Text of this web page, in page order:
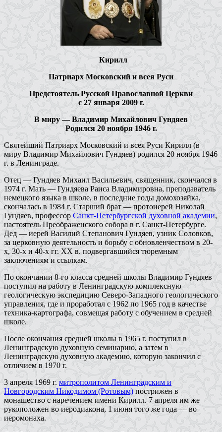
Кирилл
Патриарх Московский и всея Руси
Предстоятель Русской Православной Церкви
с 27 января 2009 г.
В миру — Владимир Михайлович Гундяев
Родился 20 ноября 1946 г.
Святейший Патриарх Московский и всея Руси Кирилл (в
миру Владимир Михайлович Гундяев) родился 20 ноября 1946
г. в Ленинграде.
Отец — Гундяев Михаил Васильевич, священник, скончался в
1974 г. Мать — Гундяева Раиса Владимировна, преподаватель
немецкого языка в школе, в последние годы домохозяйка,
скончалась в 1984 г. Старший брат — протоиерей Николай
Гундяев, профессор Санкт-Петербургской духовной академии,
настоятель Преображенского собора в г. Санкт-Петербурге.
Дед — иерей Василий Степанович Гундяев, узник Соловков,
за церковную деятельность и борьбу с обновленчеством в 20-
х, 30-х и 40-х гг. ХХ в. подвергавшийся тюремным
заключениям и ссылкам.
По окончании 8-го класса средней школы Владимир Гундяев
поступил на работу в Ленинградскую комплексную
геологическую экспедицию Северо-Западного геологического
управления, где и проработал с 1962 по 1965 год в качестве
техника-картографа, совмещая работу с обучением в средней
школе.
После окончания средней школы в 1965 г. поступил в
Ленинградскую духовную семинарию, а затем в
Ленинградскую духовную академию, которую закончил с
отличием в 1970 г.
3 апреля 1969 г. митрополитом Ленинградским и
Новгородским Никодимом (Ротовым) пострижен в
монашество с наречением имени Кирилл. 7 апреля им же
рукоположен во иеродиакона, 1 июня того же года — во
иеромонаха.